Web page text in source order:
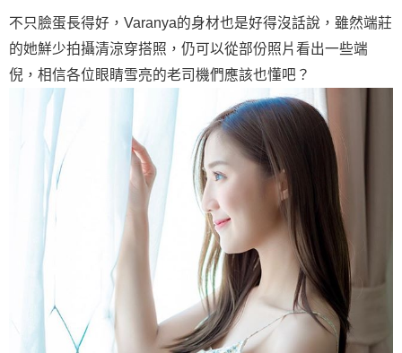
不只臉蛋長得好，Varanya的身材也是好得沒話說，雖然端莊
的她鮮少拍攝清涼穿搭照，仍可以從部份照片看出一些端
倪，相信各位眼睛雪亮的老司機們應該也懂吧？